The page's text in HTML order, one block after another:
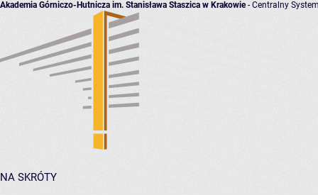
Akademia Górniczo-Hutnicza im. Stanisława Staszica w Krakowie- Centralny
NA SKRÓTY